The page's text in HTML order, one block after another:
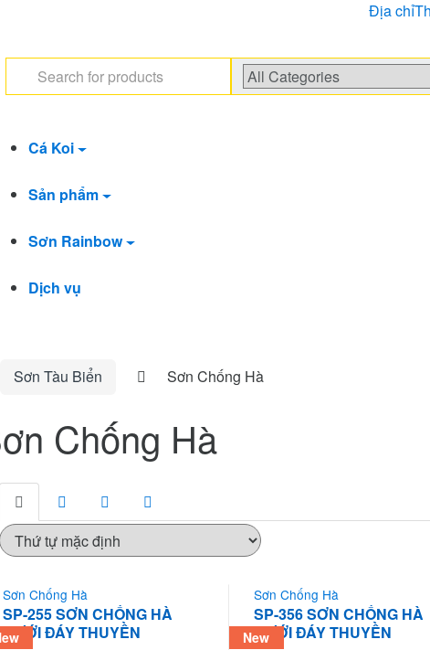
Địa chỉ
Search
for:
Cá Koi
Sản phẩm
Sơn Rainbow
Dịch vụ
Sơn Tàu Biển Sơn Chống Hà
Chống Hà
Sơn Chống Hà
SP-255 SƠN CHỐNG HÀ
DƯỚI ĐÁY THUYỀN
New
Sơn Chống Hà
SP-356 SƠN CHỐNG HÀ
DƯỚI ĐÁY THUYỀN